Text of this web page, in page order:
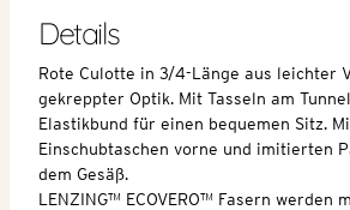
Details
Rote Culotte in 3/4-Länge aus leichter
gekreppter Optik. Mit Tasseln am
Elastikbund für einen bequemen Sitz.
Einschubtaschen vorne und imitierten
dem Gesäß.
LENZING™ ECOVERO™ Fasern werden